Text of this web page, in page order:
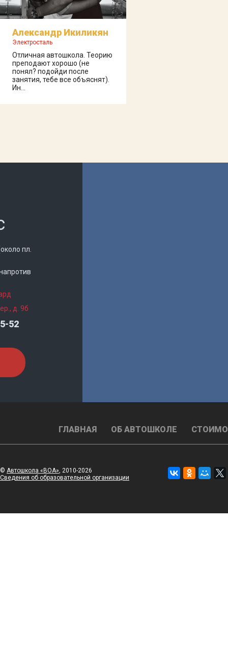
Александр Икиликян
Электросталь
Отличная автошкола. Теорию
преподают хорошо (не
понял? подойди после
занятия, тебе все объяснят).
Ин...
пл.
д. 9б
52
ГЛАВНАЯ ОБ АВТОШКОЛЕ
© Автошкола «ВОА», 2010-2026
Сведения об образовательной организации